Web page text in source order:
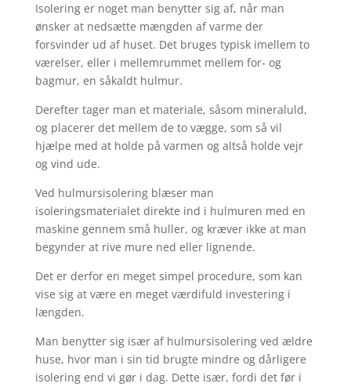
Isolering er noget man benytter sig af, når man
ønsker at nedsætte mængden af varme der
forsvinder ud af huset. Det bruges typisk imellem to
værelser, eller i mellemrummet mellem for- og
bagmur, en såkaldt hulmur.
Derefter tager man et materiale, såsom mineraluld,
og placerer det mellem de to vægge, som så vil
hjælpe med at holde på varmen og altså holde vejr
og vind ude.
Ved hulmursisolering blæser man
isoleringsmaterialet direkte ind i hulmuren med en
maskine gennem små huller, og kræver ikke at man
begynder at rive mure ned eller lignende.
Det er derfor en meget simpel procedure, som kan
vise sig at være en meget værdifuld investering i
længden.
Man benytter sig især af hulmursisolering ved ældre
huse, hvor man i sin tid brugte mindre og dårligere
isolering end vi gør i dag. Dette især, fordi det før i